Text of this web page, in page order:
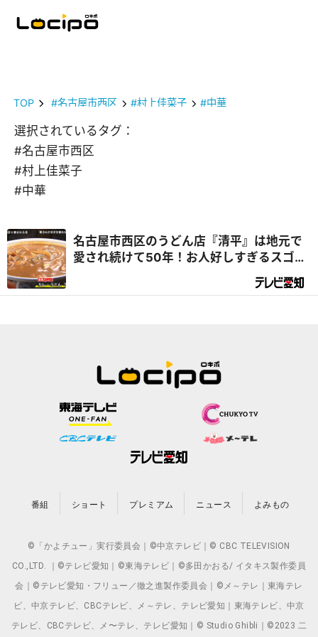
TOP #名古屋市西区 #村上佳菜子 #中華
選択されているタグ：
#名古屋市西区
#村上佳菜子
#中華
名古屋市西区のうどん店『清平』は地元で
愛され続けて50年！お人好しすぎるスゴイ
店だった！？『デラメチャ気になる！』
番組 ショート プレミアム ニュース よみもの
©「かよチュー」実行委員会｜©中京テレビ｜© CBC TELEVISION
CO.,LTD. ｜©テレビ愛知｜©東海テレビ｜©多田かおる/ イタキス製作委員
会｜©テレビ愛知・フリュー／徹之進製作委員会｜©メ～テレ｜東海テレ
ビ、中京テレビ、CBCテレビ、メ～テレ、テレビ愛知｜東海テレビ、中京
テレビ、CBCテレビ、メ〜テレ、テレビ愛知｜© Studio Ghibli｜©2023 二